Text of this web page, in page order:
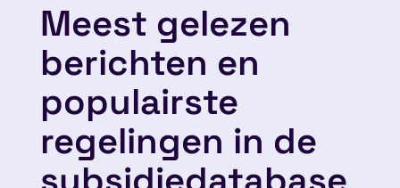
Meest gelezen
berichten en
populairste
regelingen in de